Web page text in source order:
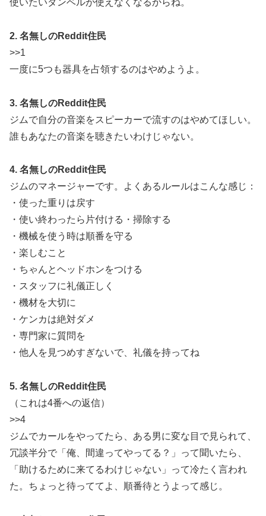
使いたいダンベルが使えなくなるからね。
2. 名無しのReddit住民
>>1
一度に5つも器具を占領するのはやめようよ。
3. 名無しのReddit住民
ジムで自分の音楽をスピーカーで流すのはやめてほしい。
誰もあなたの音楽を聴きたいわけじゃない。
4. 名無しのReddit住民
ジムのマネージャーです。よくあるルールはこんな感じ：
・使った重りは戻す
・使い終わったら片付ける・掃除する
・機械を使う時は順番を守る
・楽しむこと
・ちゃんとヘッドホンをつける
・スタッフに礼儀正しく
・機材を大切に
・ケンカは絶対ダメ
・専門家に質問を
・他人を見つめすぎないで、礼儀を持ってね
5. 名無しのReddit住民
（これは4番への返信）
>>4
ジムでカールをやってたら、ある男に変な目で見られて、
冗談半分で「俺、間違ってやってる？」って聞いたら、
「助けるために来てるわけじゃない」って冷たく言われ
た。ちょっと待っててよ、順番待とうよって感じ。